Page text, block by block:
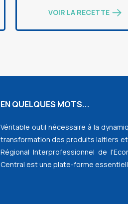
VOIR LA RECETTE
EN QUELQUES MOTS...
Véritable outil nécessaire à la
transformation des produits laitiers et
Régional Interprofessionnel de
Central est une plate-forme